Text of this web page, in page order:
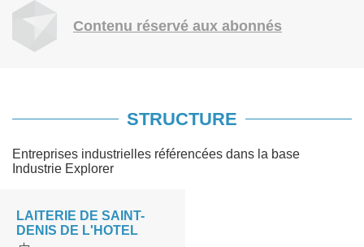
Contenu réservé aux abonnés
STRUCTURE
Entreprises industrielles référencées dans la base
Industrie Explorer
LAITERIE DE SAINT-
DENIS DE L'HOTEL